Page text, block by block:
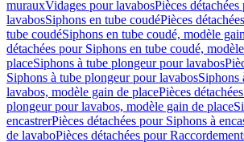
murauxVidages pour lavabosPièces
lavabosSiphons en tube coudéPièces
tube coudéSiphons en tube coudé, modèle
détachées pour Siphons en tube coudé,
placeSiphons à tube plongeur pour lavabos
Siphons à tube plongeur pour lavabosSiphons
lavabos, modèle gain de placePièces
plongeur pour lavabos, modèle gain de place
encastrerPièces détachées pour Siphons à
de lavaboPièces détachées pour